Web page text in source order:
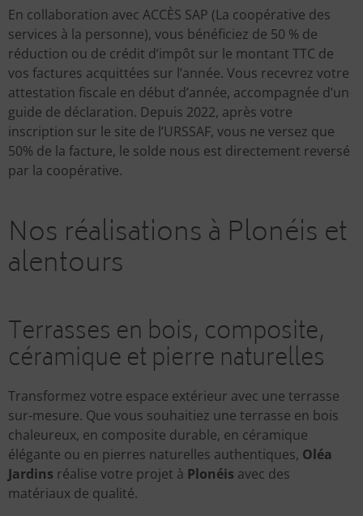
En collaboration avec ACCÈS SAP (La coopérative des
services à la personne), vous bénéficiez de 50 % de
réduction ou de crédit d’impôt sur le montant TTC de
vos factures acquittées sur l’année. Vous recevrez votre
attestation fiscale en début d’année, accompagnée d’un
guide de déclaration. Depuis 2022, après votre
inscription sur le site de l’URSSAF, vous ne versez que
50% de la facture, le solde nous est directement reversé
par la coopérative.
Nos réalisations à Plonéis et
alentours
Terrasses en bois, composite,
céramique et pierre naturelles
Transformez votre espace extérieur avec une terrasse
sur-mesure. Que vous souhaitiez une terrasse en bois
chaleureux, en composite durable, en céramique
élégante ou en pierres naturelles authentiques, Oléa
Jardins réalise votre projet à Plonéis avec des
matériaux de qualité.